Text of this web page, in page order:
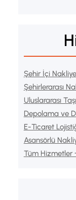
Şehir İçi Nakliye
Şehirlerarası
Uluslararası
Depolama ve
E-Ticaret
Asansörlü
Tüm Hizmetler